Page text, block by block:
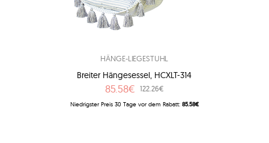
HÄNGE-LIEGESTUHL
Breiter Hängesessel, HCXLT-314
85.58€ 122.26€
Niedrigster Preis 30 Tage vor dem Rabatt: 85.58€